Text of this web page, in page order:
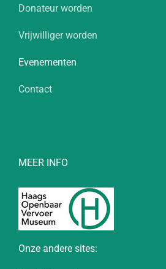
Donateur worden
Vrijwilliger worden
Evenementen
Contact
MEER INFO
Onze andere sites: